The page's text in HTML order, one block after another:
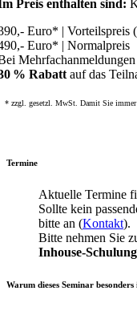
Preis enthalten sind:
Euro* |
Euro* | Normalpreis
% Rabatt auf das
* zzgl. gesetzl. MwSt. Damit Sie immer
Termine
Aktuelle Termine
Sollte kein
bitte an (Kontakt).
Bitte nehmen Sie
Inhouse-
Warum dieses Seminar besonders